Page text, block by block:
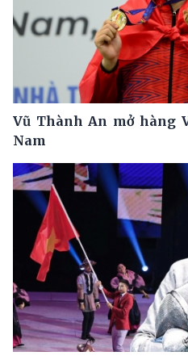
Vũ Thành An mở hàng
Nam